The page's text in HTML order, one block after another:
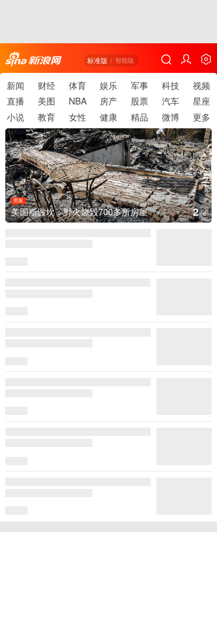
标准版 智能版
新闻 财经 体育 娱乐 军事 科技
视频
直播
美图 NBA 房产 股票 汽车
星座
小说
教育 女性 健康 精品 微博 更多
房屋
图集
叙利亚：大马士革发生爆炸
3/6